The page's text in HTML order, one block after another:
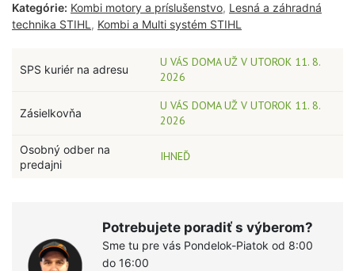
Kategórie: Kombi motory a príslušenstvo, Lesná a záhradná
technika STIHL , Kombi a Multi systém STIHL
SPS kuriér na adresu
U VÁS DOMA UŽ V UTOROK 11. 8.
2026
Zásielkovňa
U VÁS DOMA UŽ V UTOROK 11. 8.
2026
Osobný odber na
predajni
IHNEĎ
Potrebujete poradiť s výberom?
Sme tu pre vás Pondelok-Piatok od 8:00
do 16:00